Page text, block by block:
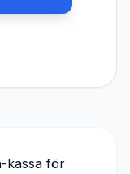
kassa för